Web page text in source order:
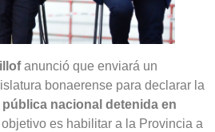
anunció que enviará un
bonaerense para declarar la
nacional detenida en
objetivo es habilitar a la Provincia a